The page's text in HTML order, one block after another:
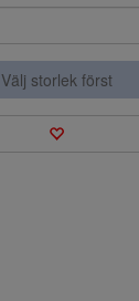
Välj storlek först